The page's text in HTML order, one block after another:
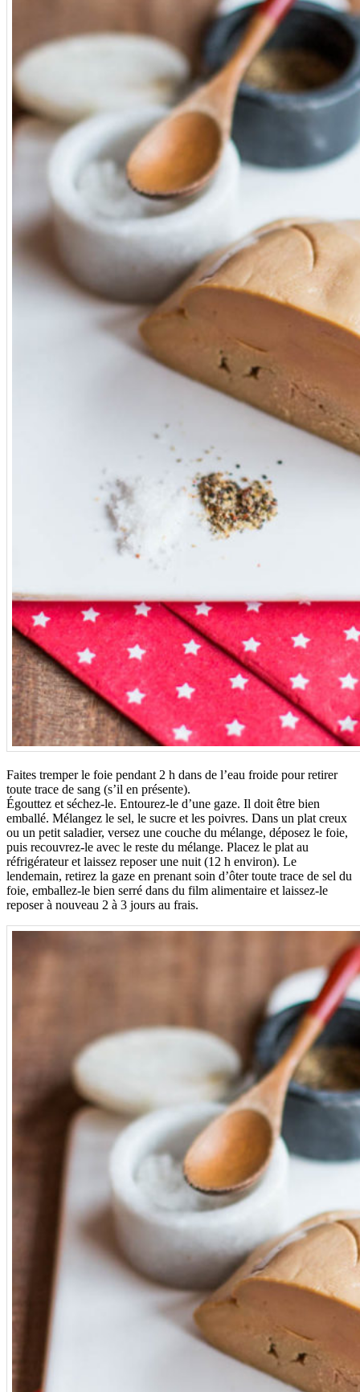
Faites tremper le foie pendant 2 h dans de l’eau froide pour retirer
toute trace de sang (s’il en présente).
Égouttez et séchez-le. Entourez-le d’une gaze. Il doit être bien
emballé. Mélangez le sel, le sucre et les poivres. Dans un plat creux
ou un petit saladier, versez une couche du mélange, déposez le foie,
puis recouvrez-le avec le reste du mélange. Placez le plat au
réfrigérateur et laissez reposer une nuit (12 h environ). Le
lendemain, retirez la gaze en prenant soin d’ôter toute trace de sel du
foie, emballez-le bien serré dans du film alimentaire et laissez-le
reposer à nouveau 2 à 3 jours au frais.